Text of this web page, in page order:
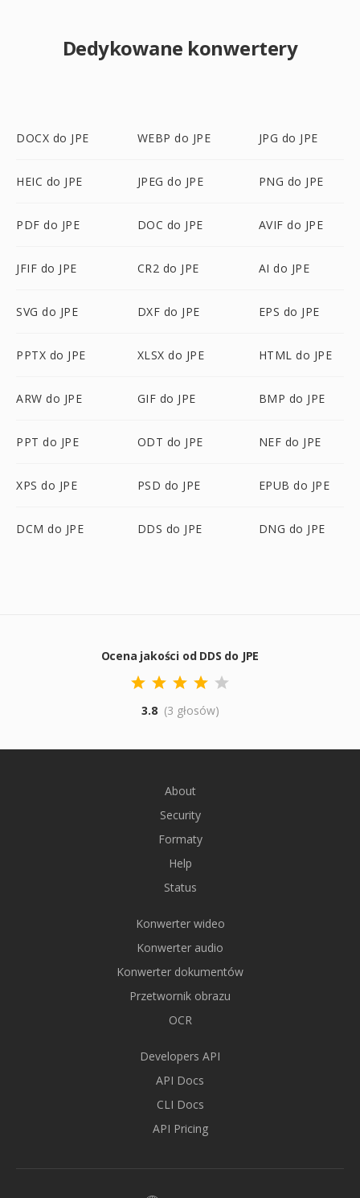
Dedykowane konwertery
DOCX do JPE WEBP do JPE JPG do JPE
HEIC do JPE JPEG do JPE PNG do JPE
PDF do JPE DOC do JPE AVIF do JPE
JFIF do JPE CR2 do JPE AI do JPE
SVG do JPE DXF do JPE EPS do JPE
PPTX do JPE XLSX do JPE HTML do JPE
ARW do JPE GIF do JPE BMP do JPE
PPT do JPE ODT do JPE NEF do JPE
XPS do JPE PSD do JPE EPUB do JPE
DCM do JPE DDS do JPE DNG do JPE
Ocena jakości od DDS do JPE
3.8 (3 głosów)
About
Security
Formaty
Help
Status
Konwerter wideo
Konwerter audio
Konwerter dokumentów
Przetwornik obrazu
OCR
Developers API
API Docs
CLI Docs
API Pricing